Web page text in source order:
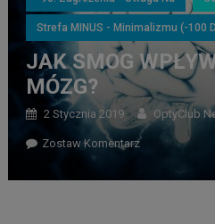
Strefa MINUS - Minimalizmu (-100
JAK SMOG
MÓZG?
2 Stycznia 2019 OptyClub
Zostaw Komentarz